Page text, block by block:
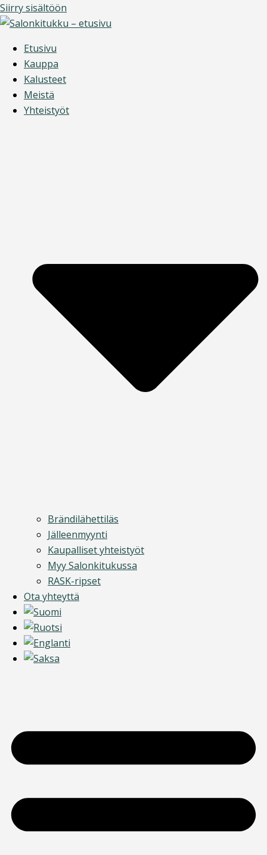
Siirry sisältöön
Etusivu
Kauppa
Kalusteet
Meistä
Yhteistyöt
Brändilähettiläs
Jälleenmyynti
Kaupalliset yhteistyöt
Myy Salonkitukussa
RASK-ripset
Ota yhteyttä